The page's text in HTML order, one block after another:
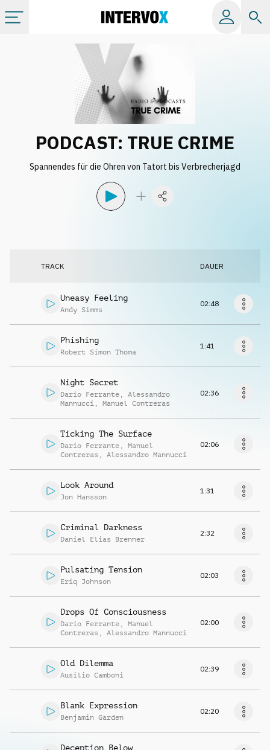
Kategorien
Alle Alben
Playlists
PODCAST: TRUE CRIME
Spannendes für die Ohren von Tatort bis Verbrecherjagd
TRACK DAUER
Uneasy Feeling
Andy Simms
02:48
Phishing
Robert Simon Thoma
1:41
Night Secret
Dario Ferrante , Alessandro
Mannucci , Manuel Contreras
02:36
Ticking The Surface
Dario Ferrante , Manuel
Contreras , Alessandro Mannucci
02:06
Look Around
Jon Hansson
1:31
Criminal Darkness
Daniel Elias Brenner
2:32
Pulsating Tension
Eriq Johnson
02:03
Drops Of Consciousness
Dario Ferrante , Manuel
Contreras , Alessandro Mannucci
02:00
Old Dilemma
Ausilio Camboni
02:39
Blank Expression
Benjamin Garden
02:20
Deception Below